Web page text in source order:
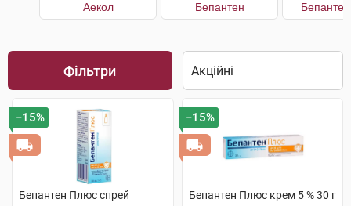
Аекол Бепантен
Фільтри
−15%
Бепантен Плюс спрей
−15%
Бепантен Плюс крем 5 % 30 г